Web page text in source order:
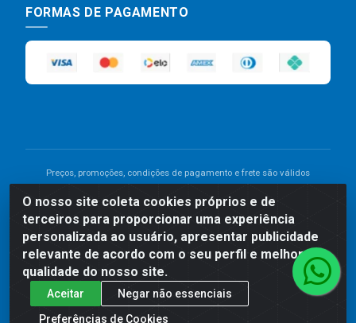
O nosso site coleta cookies próprios e de
terceiros para proporcionar uma experiência
personalizada ao usuário, apresentar publicidade
relevante de acordo com o seu perfil e melhorar a
qualidade do nosso site.
Aceitar
Negar não essenciais
Preferências de Cookies
FORMAS DE PAGAMENTO
Preços, promoções, condições de pagamento e frete são válidos
divergência de preço de um produto, será válido o preço que for
exibido no carrinho de compras do site no momento do pagamento.
As vendas estão sujeitas a análise e disponibilidade do estoque.
Imagens de produtos meramente ilustrativas.
Comercial de Construção 2001 LTDA - Av. Congresso
Eucarístico, 1179 - São José, Carpina - PE - CEP: 55811-
000 - 70.220.389/0001-66